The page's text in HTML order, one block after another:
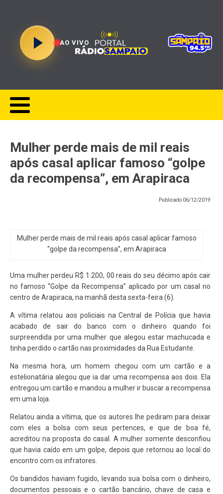
AO VIVO
Mulher perde mais de mil reais
após casal aplicar famoso “golpe
da recompensa”, em Arapiraca
Publicado 06/12/2019
Mulher perde mais de mil reais após casal aplicar famoso
“golpe da recompensa”, em Arapiraca
Uma mulher perdeu R$ 1.200, 00 reais do seu décimo após cair
no famoso “Golpe da Recompensa” aplicado por um casal no
centro de Arapiraca, na manhã desta sexta-feira (6).
A vítima relatou aos policiais na Central de Polícia que havia
acabado de sair do banco com o dinheiro quando foi
surpreendida por uma mulher que alegou estar machucada e
tinha perdido o cartão nas proximidades da Rua Estudante.
Na mesma hora, um homem chegou com um cartão e a
estelionatária alegou que ia dar uma recompensa aos dois. Ela
entregou um cartão e mandou a mulher ir buscar a recompensa
em uma loja.
Relatou ainda a vítima, que os autores lhe pediram para deixar
com eles a bolsa com seus pertences, e que de boa fé,
acreditou na proposta do casal. A mulher somente desconfiou
que havia caído em um golpe, depois que retornou ao local do
encontro com os infratores.
Os bandidos haviam fugido, levando sua bolsa com o dinheiro,
documentos pessoais e o cartão bancário, chave de casa e